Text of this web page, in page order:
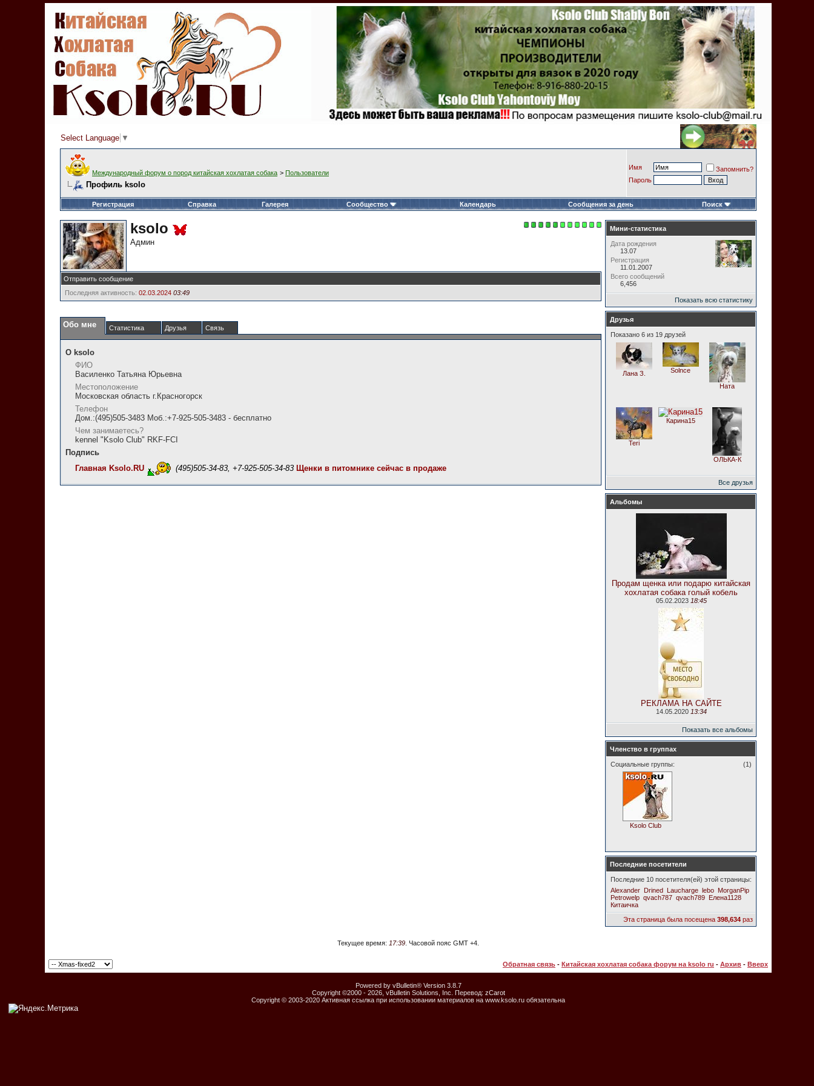
Select Language ▼
Международный форум о пород китайская хохлатая собака > Пользователи
Профиль ksolo
Имя
Запомнить?
Пароль
Регистрация Справка Галерея Сообщество Календарь Сообщения за день Поиск
ksolo
Админ
Отправить сообщение
Последняя активность: 02.03.2024 03:49
Обо мне Статистика Друзья Связь
О ksolo
ФИО
Василенко Татьяна Юрьевна
Местоположение
Московская область г.Красногорск
Телефон
Дом.:(495)505-3483 Моб.:+7-925-505-3483 - бесплатно
Чем занимаетесь?
kennel "Ksolo Club" RKF-FCI
Подпись
Главная Ksolo.RU
(495)505-34-83, +7-925-505-34-83 Щенки в питомнике сейчас в продаже
Мини-статистика
Дата рождения
13.07
Регистрация
11.01.2007
Всего сообщений
6,456
Показать всю статистику
Друзья
Показано 6 из 19 друзей
Лана З. Solnce
Ната
Teri
Карина15
ОЛЬКА-К
Все друзья
Альбомы
Продам щенка или подарю китайская
хохлатая собака голый кобель
05.02.2023 18:45
РЕКЛАМА НА САЙТЕ
14.05.2020 13:34
Показать все альбомы
Членство в группах
(1)
Социальные группы:
Ksolo Club
Последние посетители
Последние 10 посетителя(ей) этой страницы:
Alexander Drined Laucharge lebo MorganPip
Petrowelp qvach787 qvach789 Елена1128
Китаичка
Эта страница была посещена 398,634 раз
Текущее время: 17:39 . Часовой пояс GMT +4.
Обратная связь - Китайская хохлатая собака форум на ksolo ru - Архив - Вверх
Powered by vBulletin® Version 3.8.7
Copyright ©2000 - 2026, vBulletin Solutions, Inc. Перевод: zCarot
Copyright © 2003-2020 Активная ссылка при использовании материалов на www.ksolo.ru обязательна